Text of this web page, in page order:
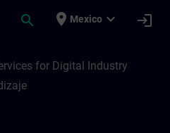
search place Mexico expand_more login
for Digital Industry